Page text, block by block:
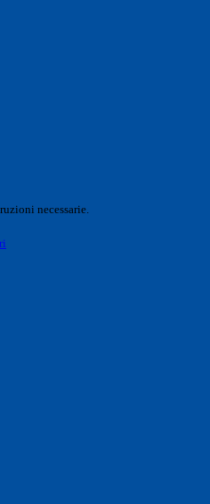
necessarie.